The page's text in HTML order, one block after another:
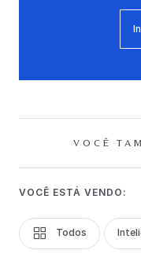
VOCÊ
VOCÊ ESTÁ VENDO:
Todos